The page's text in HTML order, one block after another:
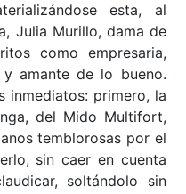
esta, al
Julia Murillo, dama de
como empresaria,
amante de lo bueno.
inmediatos: primero, la
del Mido Multifort,
temblorosas por el
sin caer en cuenta
soltándolo sin